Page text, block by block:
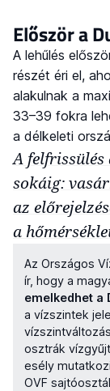
Először a
A lehűlés
részét éri el,
alakulnak a
33–39 fokra
a délkeleti
A
sokáig:
az
a
Az Országos
ír, hogy a
emelkedhet a
a vízszintek
osztrák
esély
OVF